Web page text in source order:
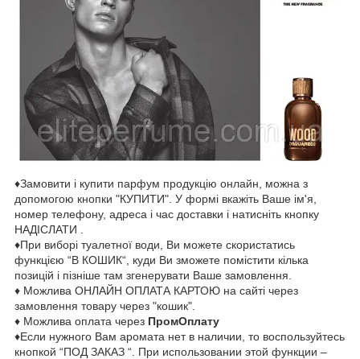
♦Замовити і купити парфум продукцію онлайн, можна з
допомогою кнопки "КУПИТИ". У формі вкажіть Ваше ім'я,
номер телефону, адреса і час доставки і натисніть кнопку
НАДІСЛАТИ .
♦При виборі туалетної води, Ви можете скористатись
функцією “В КОШИК“, куди Ви зможете помістити кілька
позицій і пізніше там згенерувати Ваше замовлення.
♦ Можлива ОНЛАЙН ОПЛАТА КАРТОЮ на сайті через
замовлення товару через "кошик".
♦ Можлива оплата через ПромОплату
♦Если нужного Вам аромата нет в наличии, то воспользуйтесь
кнопкой “ПОД ЗАКАЗ “. При использовании этой функции –